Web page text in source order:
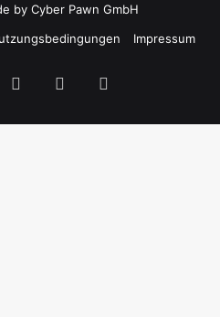
by Cyber Pawn GmbH
Impressum
InstagramTwitch